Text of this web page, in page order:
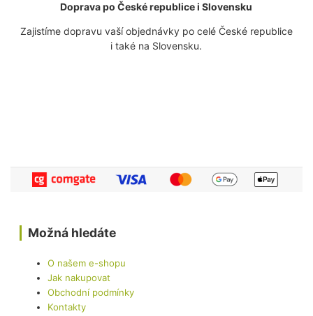
Doprava po České republice i Slovensku
Zajistíme dopravu vaší objednávky po celé České republice
i také na Slovensku.
Možná hledáte
O našem e-shopu
Jak nakupovat
Obchodní podmínky
Kontakty